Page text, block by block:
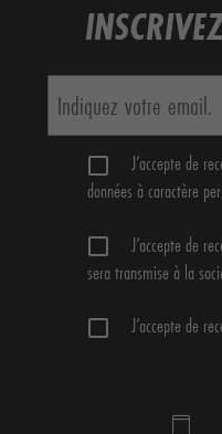
J’accepte de
données à caractère
J’accepte de
sera transmise à la
J’accepte de